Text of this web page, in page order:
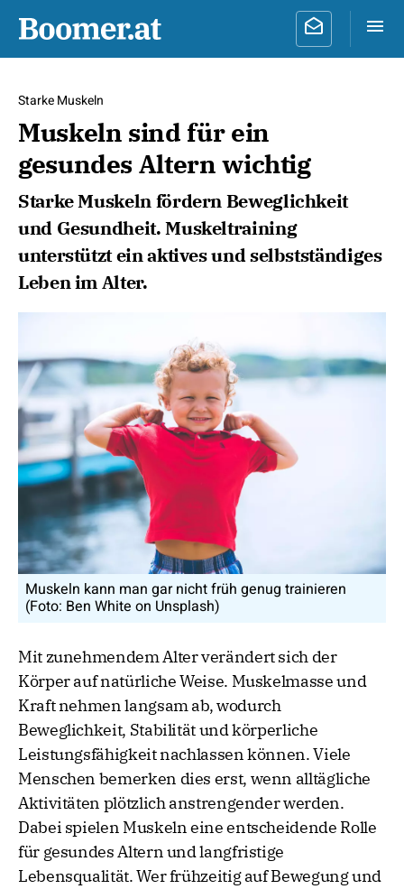
Starke Muskeln
Muskeln sind für ein
gesundes Altern wichtig
Starke Muskeln fördern Beweglichkeit
und Gesundheit. Muskeltraining
unterstützt ein aktives und selbstständiges
Leben im Alter.
Muskeln kann man gar nicht früh genug trainieren
(Foto: Ben White on Unsplash)
Mit zunehmendem Alter verändert sich der
Körper auf natürliche Weise. Muskelmasse und
Kraft nehmen langsam ab, wodurch
Beweglichkeit, Stabilität und körperliche
Leistungsfähigkeit nachlassen können. Viele
Menschen bemerken dies erst, wenn alltägliche
Aktivitäten plötzlich anstrengender werden.
Dabei spielen Muskeln eine entscheidende Rolle
für gesundes Altern und langfristige
Lebensqualität. Wer frühzeitig auf Bewegung und